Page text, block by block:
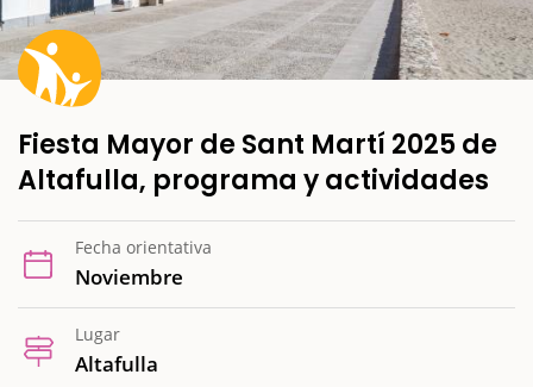
Fiesta Mayor de Sant Martí 2025 de
Altafulla, programa y actividades
Fecha orientativa
Noviembre
Lugar
Altafulla